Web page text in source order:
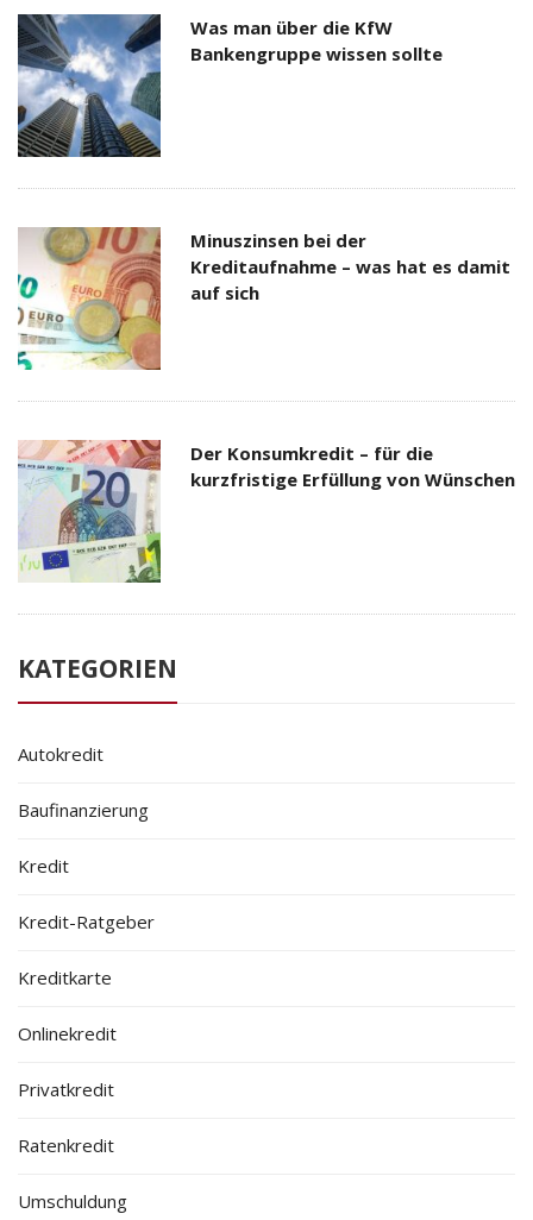
Was man über die KfW
Bankengruppe wissen sollte
Minuszinsen bei der
Kreditaufnahme – was hat es damit
auf sich
Der Konsumkredit – für die
kurzfristige Erfüllung von Wünschen
KATEGORIEN
Autokredit
Baufinanzierung
Kredit
Kredit-Ratgeber
Kreditkarte
Onlinekredit
Privatkredit
Ratenkredit
Umschuldung